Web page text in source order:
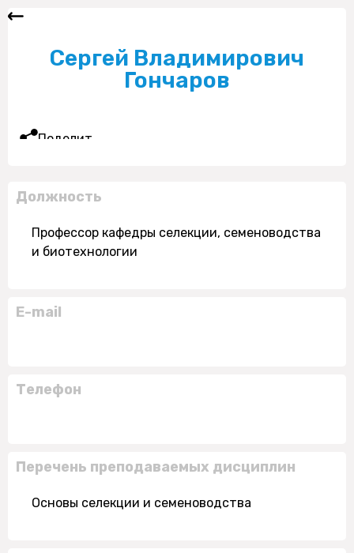
Сергей Владимирович
Гончаров
Поделиться
Должность
Профессор кафедры селекции, семеноводства
и биотехнологии
E-mail
Телефон
Перечень преподаваемых дисциплин
Основы селекции и семеноводства